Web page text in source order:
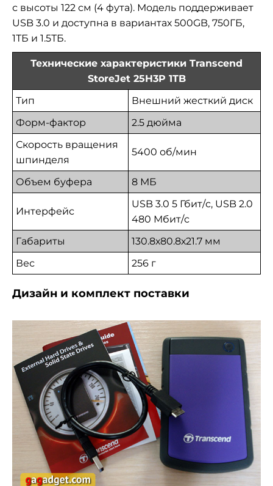
с высоты 122 см (4 фута). Модель поддерживает
USB 3.0 и доступна в вариантах 500GB, 750ГБ,
1ТБ и 1.5ТБ.
Технические характеристики Transcend
StoreJet 25H3P 1TB
Тип
Внешний жесткий диск
Форм-фактор
2.5 дюйма
Скорость вращения
шпинделя
5400 об/мин
Объем буфера 8 МБ
Интерфейс
USB 3.0 5 Гбит/с, USB 2.0
480 Мбит/с
Габариты
130.8х80.8х21.7 мм
Вес
256 г
Дизайн и комплект поставки